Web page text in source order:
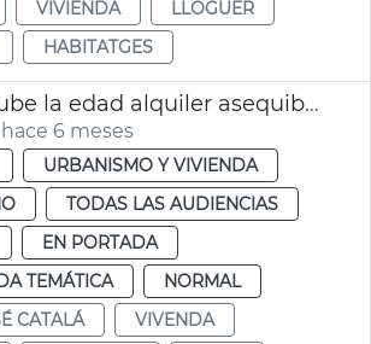
VIVIENDA
LLOGUER
HABITATGES
València sube la edad alquiler asequible joven a los 45 años
6 meses
URBANISMO Y VIVIENDA
TODAS LAS AUDIENCIAS
EN PORTADA
TEMÁTICA
NORMAL
CATALÁ
VIVENDA